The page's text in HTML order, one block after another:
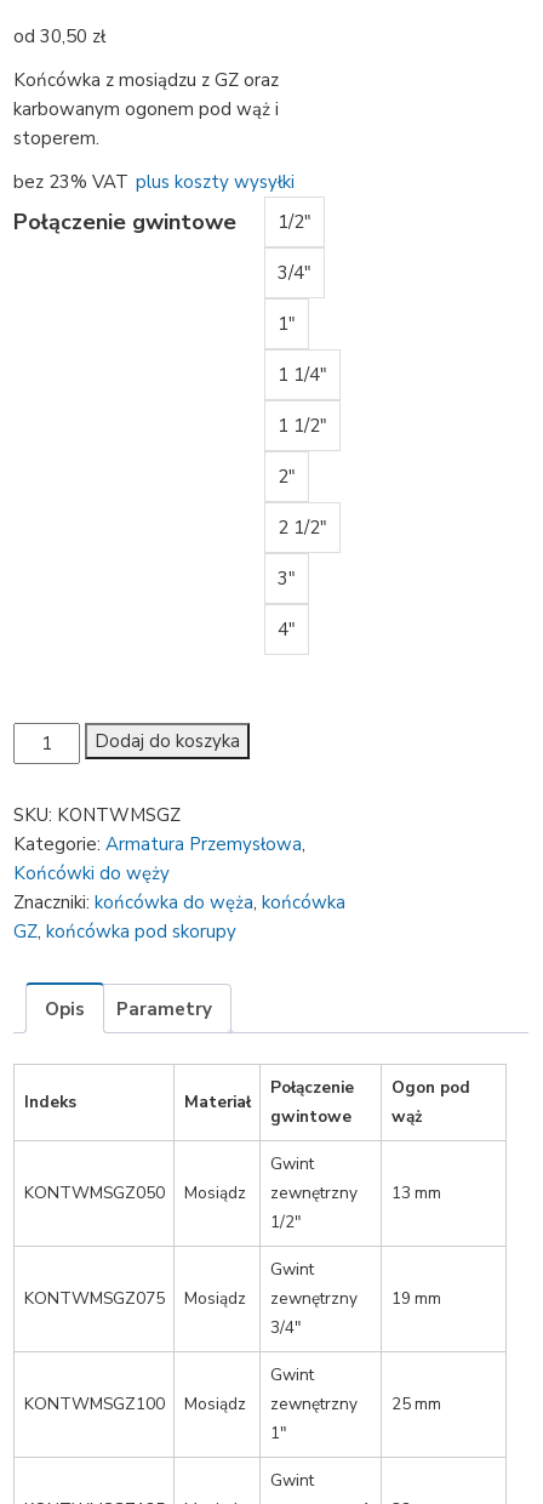
od30,50 zł
Końcówka z mosiądzu z GZ oraz
karbowanym ogonem pod wąż i
stoperem.
bez 23% VAT plus koszty wysyłki
Połączenie gwintowe 1/2"
3/4"
1"
1 1/4"
1 1/2"
2"
2 1/2"
3"
4"
ilość
Końcówka
z
gwintem
zewnętrznym
i
ogonem
oraz
stoperem
Dodaj do koszyka
SKU: KONTWMSGZ
Kategorie:Armatura Przemysłowa,
Końcówki do węży
Znaczniki:końcówka do węża,końcówka
GZ,końcówka pod skorupy
Opis Parametry
Indeks Materiał
Połączenie
gwintowe
Ogon pod
wąż
KONTWMSGZ050 Mosiądz
Gwint
zewnętrzny
1/2″
13 mm
KONTWMSGZ075 Mosiądz
Gwint
zewnętrzny
3/4″
19 mm
KONTWMSGZ100 Mosiądz
Gwint
zewnętrzny
1″
25 mm
Gwint